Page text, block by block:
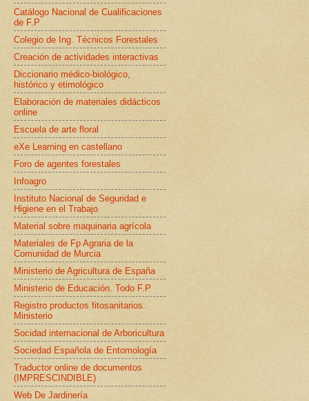
Catálogo Nacional de Cualificaciones
de F.P
Colegio de Ing. Técnicos Forestales
Creación de actividades interactivas
Diccionario médico-biológico,
histórico y etimológico
Elaboración de materiales didácticos
online
Escuela de arte floral
eXe Learning en castellano
Foro de agentes forestales
Infoagro
Instituto Nacional de Seguridad e
Higiene en el Trabajo
Material sobre maquinaria agrícola
Materiales de Fp Agraria de la
Comunidad de Murcia
Ministerio de Agricultura de España
Ministerio de Educación. Todo F.P
Registro productos fitosanitarios.
Ministerio
Socidad internacional de Arboricultura
Sociedad Española de Entomología
Traductor online de documentos
(IMPRESCINDIBLE)
Web De Jardinería